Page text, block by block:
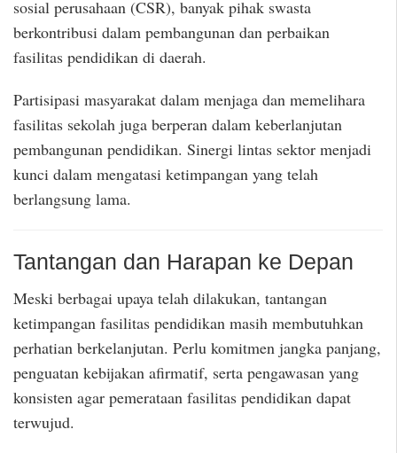
sosial perusahaan (CSR), banyak pihak swasta
berkontribusi dalam pembangunan dan perbaikan
fasilitas pendidikan di daerah.
Partisipasi masyarakat dalam menjaga dan memelihara
fasilitas sekolah juga berperan dalam keberlanjutan
pembangunan pendidikan. Sinergi lintas sektor menjadi
kunci dalam mengatasi ketimpangan yang telah
berlangsung lama.
Tantangan dan Harapan ke Depan
Meski berbagai upaya telah dilakukan, tantangan
ketimpangan fasilitas pendidikan masih membutuhkan
perhatian berkelanjutan. Perlu komitmen jangka panjang,
penguatan kebijakan afirmatif, serta pengawasan yang
konsisten agar pemerataan fasilitas pendidikan dapat
terwujud.